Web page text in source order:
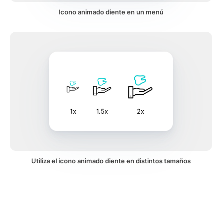
Icono animado diente en un menú
1x 1.5x 2x
Utiliza el icono animado diente en distintos tamaños